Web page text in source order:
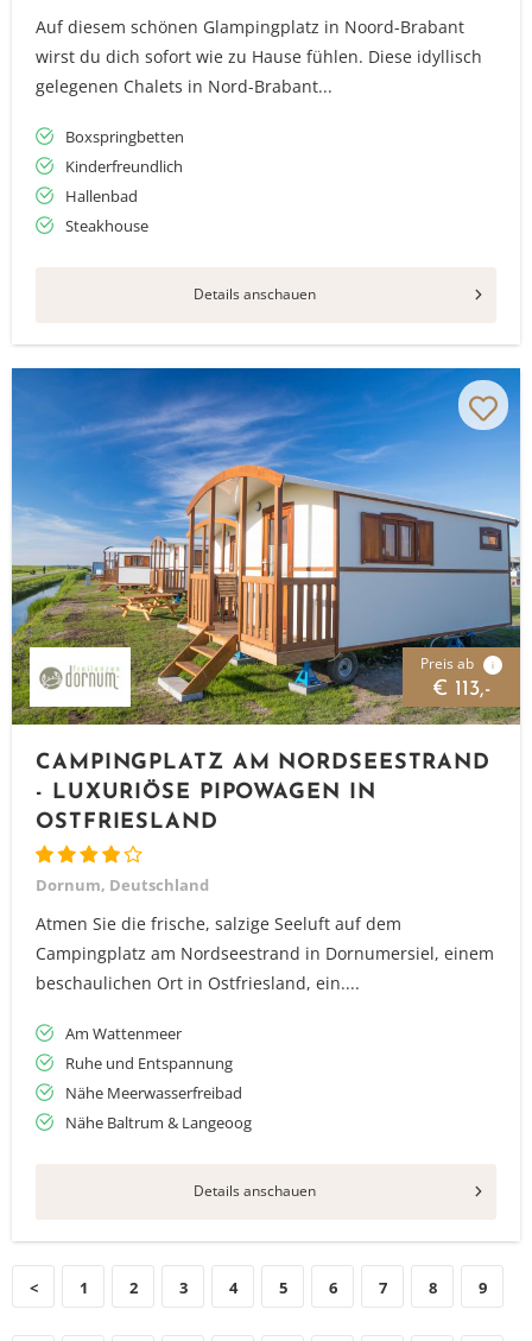
Auf diesem schönen Glampingplatz in Noord-Brabant
wirst du dich sofort wie zu Hause fühlen. Diese idyllisch
gelegenen Chalets in Nord-Brabant...
Boxspringbetten
Kinderfreundlich
Hallenbad
Steakhouse
Details anschauen
Preis ab i
€ 113,-
CAMPINGPLATZ AM NORDSEESTRAND
- LUXURIÖSE PIPOWAGEN IN
OSTFRIESLAND
Dornum, Deutschland
Atmen Sie die frische, salzige Seeluft auf dem
Campingplatz am Nordseestrand in Dornumersiel, einem
beschaulichen Ort in Ostfriesland, ein....
Am Wattenmeer
Ruhe und Entspannung
Nähe Meerwasserfreibad
Nähe Baltrum & Langeoog
Details anschauen
< 1 2 3 4 5 6 7 8 9